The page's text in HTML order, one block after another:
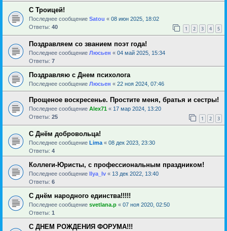
С Троицей!
Последнее сообщение Satou « 08 июн 2025, 18:02
Ответы: 40 1 2 3 4 5
Поздравляем со званием поэт года!
Последнее сообщение Люсьен « 04 май 2025, 15:34
Ответы: 7
Поздравляю с Днем психолога
Последнее сообщение Люсьен « 22 ноя 2024, 07:46
Прощеное воскресенье. Простите меня, братья и сестры!
Последнее сообщение Alex71 « 17 мар 2024, 13:20
Ответы: 25 1 2 3
С Днём добровольца!
Последнее сообщение Lima « 08 дек 2023, 23:30
Ответы: 4
Коллеги-Юристы, с профессиональным праздником!
Последнее сообщение Ilya_Iv « 13 дек 2022, 13:40
Ответы: 6
С днём народного единства!!!!!
Последнее сообщение svetlana.p « 07 ноя 2020, 02:50
Ответы: 1
С ДНЕМ РОЖДЕНИЯ ФОРУМА!!!